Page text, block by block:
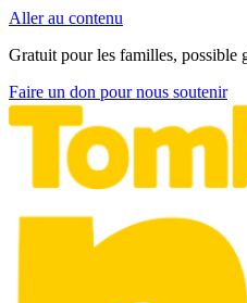
Aller au contenu
Gratuit pour les familles, possible
Faire un don pour nous soutenir